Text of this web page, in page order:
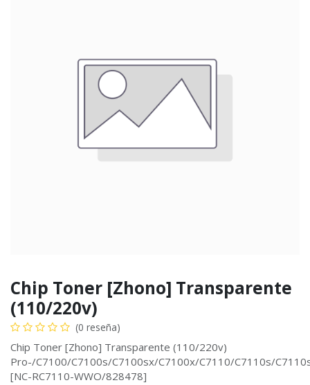
Chip Toner [Zhono] Transparente
(110/220v)
(0 reseña)
Chip Toner [Zhono] Transparente (110/220v)
Pro-/C7100/C7100s/C7100sx/C7100x/C7110/C7110s/
[NC-RC7110-WWO/828478]